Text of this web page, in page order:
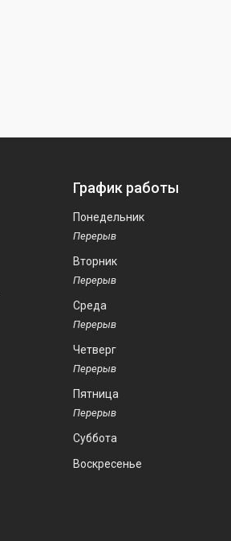
График работы
Понедельник
Вторник
Среда
Четверг
Пятница
Суббота
Воскресенье